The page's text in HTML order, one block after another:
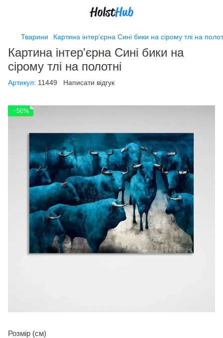
Тварини Картина інтер'єрна Сині бики на сірому тлі на
Картина інтер'єрна Сині бики на
сірому тлі на полотні
Артикул: 11449 Написати відгук
−50%
Розмір (см)